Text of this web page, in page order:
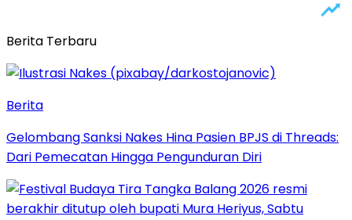
Berita Terbaru
Berita
Gelombang Sanksi Nakes Hina Pasien BPJS di Threads:
Dari Pemecatan Hingga Pengunduran Diri